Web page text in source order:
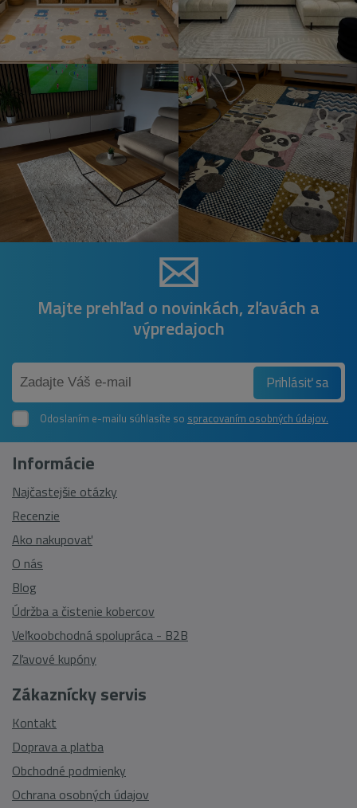
Majte prehľad o novinkách, zľavách a
výpredajoch
Prihlásiť sa
Odoslaním e-mailu súhlasíte so spracovaním osobných údajov.
Zákaznícky servis
Kontakt
Doprava a platba
Obchodné podmienky
Ochrana osobných údajov
Informácie
Najčastejšie otázky
Recenzie
Ako nakupovať
O nás
Blog
Údržba a čistenie kobercov
Veľkoobchodná spolupráca - B2B
Zľavové kupóny